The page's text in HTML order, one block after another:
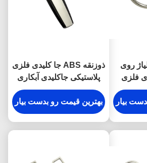
روی
فلزی
زنگ
بیار
ذوزنقه ABS جا کلیدی فلزی
پلاستیکی جاکلیدی آبکاری
نقره
بهترین قیمت رو بدست بیار